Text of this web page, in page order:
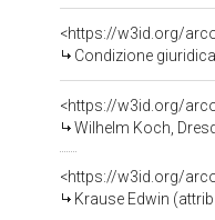
<https://w3id.org/
Condizione
<https://w3id.org/
Wilhelm Koch,
<https://w3id.org/
Krause Edwin